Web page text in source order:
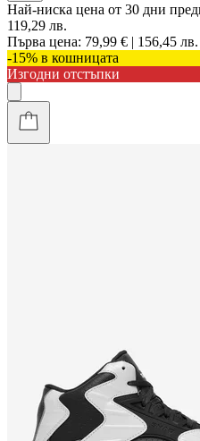
Най-ниска цена от 30 дни
119,29 лв.
Първа цена: 79,99 € | 156,45 лв.
-15% в кошницата
Изгодни отстъпки